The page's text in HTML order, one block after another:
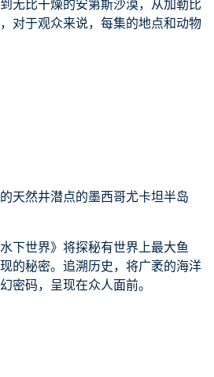
无比干燥的安第斯沙漠，从加勒比
对于观众来说，每集的地点和动物
天然井潜点的墨西哥尤卡坦半岛
下世界》将探秘有世界上最大鱼
的秘密。追溯历史，将广袤的海洋
密码，呈现在众人面前。